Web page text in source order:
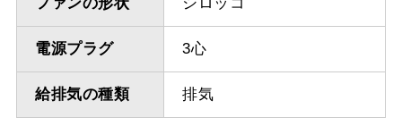
ファンの形状 シロッコ
電源プラグ 3心
給排気の種類 排気